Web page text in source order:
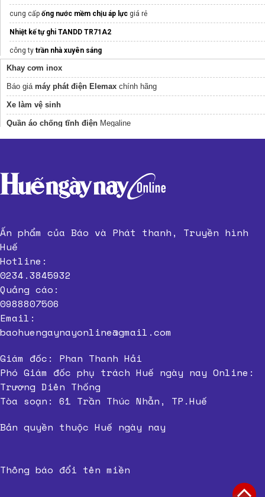
Dây đai nhựa PET
thu mua phế liệu giá cao
MuaBăng dínhgiá tốt
jinyuemb.vn
Cung cấpQuạt Hút Công NghiệpGiá Rẻ
cung cấp ống nước mềm chịu áp lực giá rẻ
Nhiệt kế tự ghi TANDD TR71A2
công ty trần nhà xuyên sáng
Trung tâm Tâm lý NHC
Kumisai.vnmáy công nghiệp chính hãng
máy chà sàn nhà
Cảm biến
Khay cơm inox
Báo giá máy phát điện Elemax chính hãng
Xe làm vệ sinh
Quần áo chống tĩnh điện Megaline
Máy phát điện 1 pha
Ấn phẩm của Báo và Phát thanh, Truyền hình
Huế
Hotline:
0234.3845932
Quảng cáo:
0988807506
Email:
baohuengaynayonline@gmail.com
Giám đốc: Phan Thanh Hải
Phó Giám đốc phụ trách Huế ngày nay Online:
Trương Diên Thống
Tòa soạn: 61 Trần Thúc Nhẫn, TP.Huế
Bản quyền thuộc Huế ngày nay
Thông báo đổi tên miền